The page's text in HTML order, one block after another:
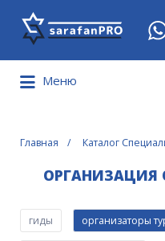
Что
Вы
ищете?
Меню
Главная Каталог
ОРГАНИЗАЦИЯ
гиды организаторы